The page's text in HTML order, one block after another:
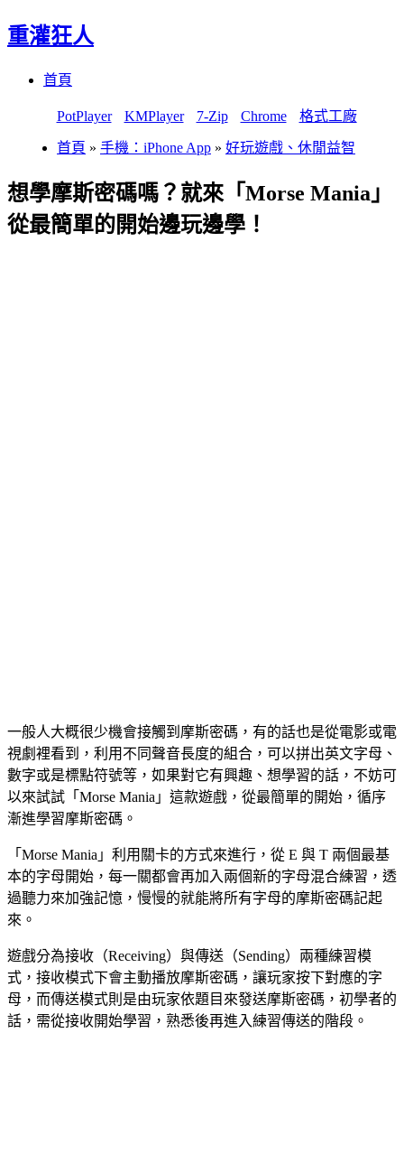
重灌狂人
首頁
PotPlayer KMPlayer 7-Zip Chrome 格式工廠
首頁 » 手機：iPhone App » 好玩遊戲、休閒益智
想學摩斯密碼嗎？就來「Morse Mania」
從最簡單的開始邊玩邊學！
一般人大概很少機會接觸到摩斯密碼，有的話也是從電影或電
視劇裡看到，利用不同聲音長度的組合，可以拼出英文字母、
數字或是標點符號等，如果對它有興趣、想學習的話，不妨可
以來試試「Morse Mania」這款遊戲，從最簡單的開始，循序
漸進學習摩斯密碼。
「Morse Mania」利用關卡的方式來進行，從 E 與 T 兩個最基
本的字母開始，每一關都會再加入兩個新的字母混合練習，透
過聽力來加強記憶，慢慢的就能將所有字母的摩斯密碼記起
來。
遊戲分為接收（Receiving）與傳送（Sending）兩種練習模
式，接收模式下會主動播放摩斯密碼，讓玩家按下對應的字
母，而傳送模式則是由玩家依題目來發送摩斯密碼，初學者的
話，需從接收開始學習，熟悉後再進入練習傳送的階段。